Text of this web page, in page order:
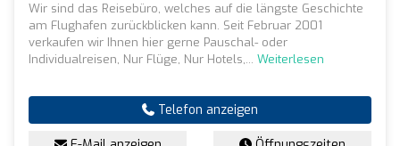
Wir sind das Reisebüro, welches auf die längste Geschichte
am Flughafen zurückblicken kann. Seit Februar 2001
verkaufen wir Ihnen hier gerne Pauschal- oder
Individualreisen, Nur Flüge, Nur Hotels,... Weiterlesen
Telefon anzeigen